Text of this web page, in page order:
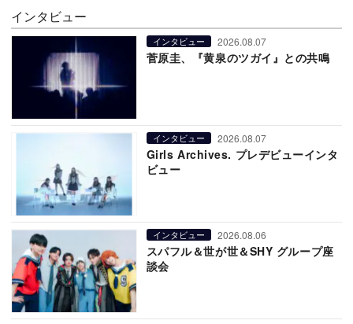
インタビュー
インタビュー 2026.08.07
菅原圭、『黄泉のツガイ』との共鳴
インタビュー 2026.08.07
Girls Archives. プレデビューインタ
ビュー
インタビュー 2026.08.06
スパフル＆世が世＆SHY グループ座
談会